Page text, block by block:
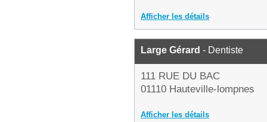
Afficher les détails
Large Gérard - Dentiste
111 RUE DU BAC
01110 Hauteville-lompnes
Afficher les détails